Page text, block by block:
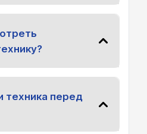
техника перед